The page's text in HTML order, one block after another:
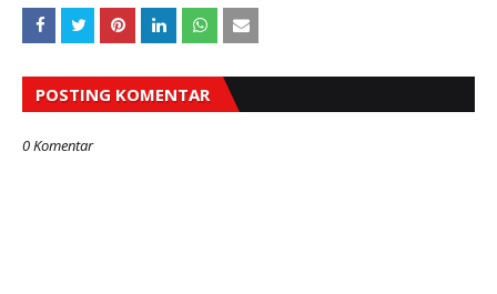
POSTING KOMENTAR
0 Komentar